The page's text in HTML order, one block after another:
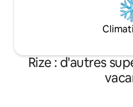
Rize : d'autres